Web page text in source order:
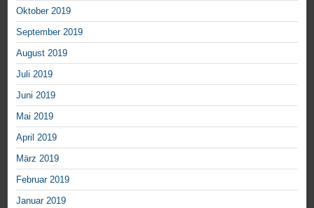
Oktober 2019
September 2019
August 2019
Juli 2019
Juni 2019
Mai 2019
April 2019
März 2019
Februar 2019
Januar 2019